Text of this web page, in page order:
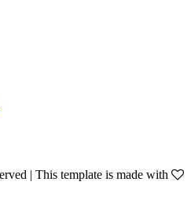
| This template is made with